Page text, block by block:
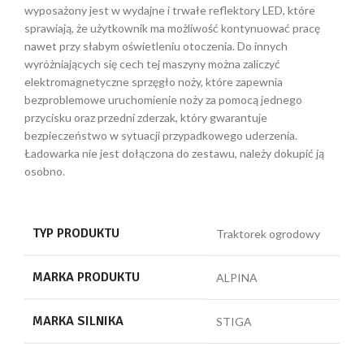
wyposażony jest w wydajne i trwałe reflektory LED, które
sprawiają, że użytkownik ma możliwość kontynuować pracę
nawet przy słabym oświetleniu otoczenia. Do innych
wyróżniających się cech tej maszyny można zaliczyć
elektromagnetyczne sprzęgło noży, które zapewnia
bezproblemowe uruchomienie noży za pomocą jednego
przycisku oraz przedni zderzak, który gwarantuje
bezpieczeństwo w sytuacji przypadkowego uderzenia.
Ładowarka nie jest dołączona do zestawu, należy dokupić ją
osobno.
TYP PRODUKTU Traktorek ogrodowy
MARKA PRODUKTU ALPINA
MARKA SILNIKA STIGA